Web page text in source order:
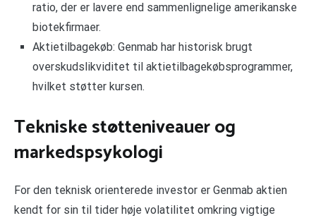
ratio, der er lavere end sammenlignelige amerikanske
biotekfirmaer.
Aktietilbagekøb: Genmab har historisk brugt
overskudslikviditet til aktietilbagekøbsprogrammer,
hvilket støtter kursen.
Tekniske støtteniveauer og
markedspsykologi
For den teknisk orienterede investor er Genmab aktien
kendt for sin til tider høje volatilitet omkring vigtige